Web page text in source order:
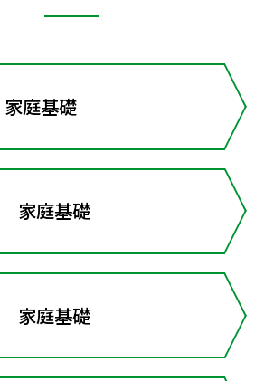
家庭基礎
家庭基礎
家庭基礎